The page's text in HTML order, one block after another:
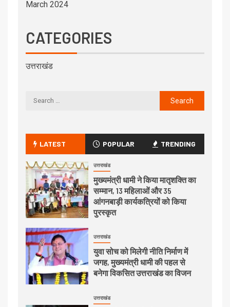
March 2024
CATEGORIES
उत्तराखंड
LATEST POPULAR TRENDING
उत्तराखंड
मुख्यमंत्री धामी ने किया मातृशक्ति का
सम्मान, 13 महिलाओं और 35
आंगनबाड़ी कार्यकत्रियों को किया
पुरस्कृत
उत्तराखंड
युवा सोच को मिलेगी नीति निर्माण में
जगह, मुख्यमंत्री धामी की पहल से
बनेगा विकसित उत्तराखंड का विजन
उत्तराखंड